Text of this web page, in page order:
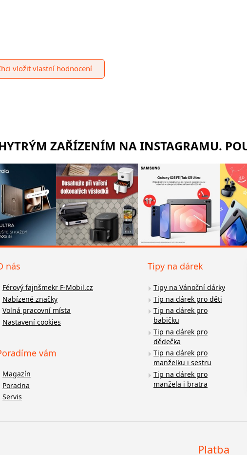
vložit vlastní hodnocení
ZAŘÍZENÍM NA INSTAGRAMU.
nás
Férový fajnšmekr F-Mobil.cz
Nabízené značky
Volná pracovní místa
Nastavení cookies
vám
Magazín
Poradna
Servis
Tipy na dárek
Tipy na Vánoční dárky
Tip na dárek pro děti
Tip na dárek pro
babičku
Tip na dárek pro
dědečka
Tip na dárek pro
manželku i sestru
Tip na dárek pro
manžela i bratra
Platba